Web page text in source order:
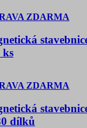
ZDARMA
ks
ZDARMA
dílků